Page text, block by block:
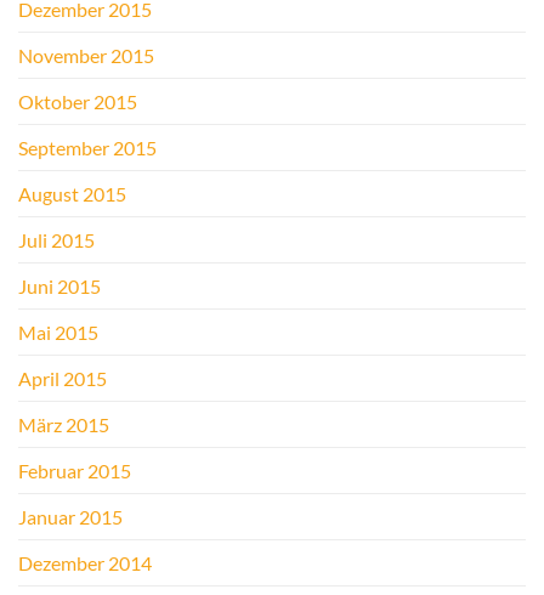
Dezember 2015
November 2015
Oktober 2015
September 2015
August 2015
Juli 2015
Juni 2015
Mai 2015
April 2015
März 2015
Februar 2015
Januar 2015
Dezember 2014